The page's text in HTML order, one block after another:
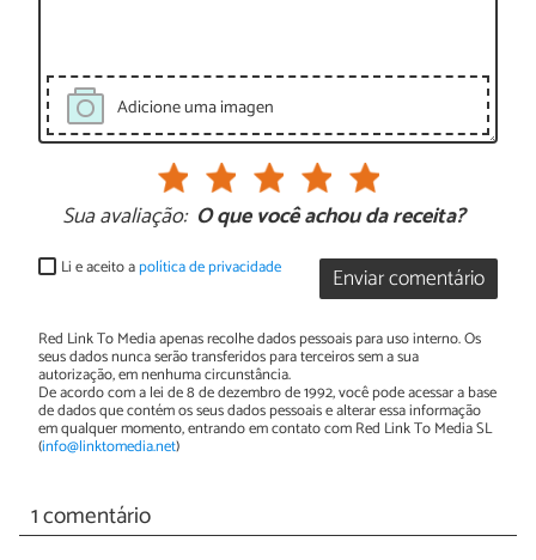
Adicione uma imagen
Sua avaliação: O que você achou da receita?
Enviar comentário
Li e aceito apolítica de privacidade
Red Link To Media apenas recolhe dados pessoais para uso interno. Os
seus dados nunca serão transferidos para terceiros sem a sua
autorização, em nenhuma circunstância.
De acordo com a lei de 8 de dezembro de 1992, você pode acessar a base
de dados que contém os seus dados pessoais e alterar essa informação
em qualquer momento, entrando em contato com Red Link To Media SL
(info@linktomedia.net)
1 comentário